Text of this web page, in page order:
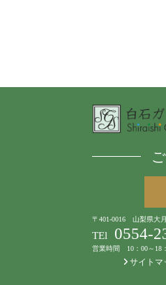
〒401-0016 山梨県大
TEl 0554-
営業時間 10：00～18
サイトマ